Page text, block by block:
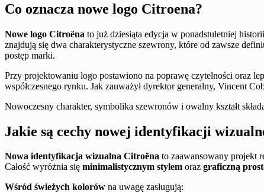
Co oznacza nowe logo Citroena?
Nowe logo Citroëna to już dziesiąta edycja w ponadstuletniej
znajdują się dwa charakterystyczne szewrony, które od zawsze
postęp marki.
Przy projektowaniu logo postawiono na poprawę czytelności oraz
współczesnego rynku. Jak zauważył dyrektor generalny, Vincent
Nowoczesny charakter, symbolika szewronów i owalny kształt
Jakie są cechy nowej identyfikacji
Nowa identyfikacja wizualna Citroëna to zaawansowany projekt
Całość wyróżnia się minimalistycznym stylem oraz graficzną
Wśród świeżych kolorów na uwagę zasługują: